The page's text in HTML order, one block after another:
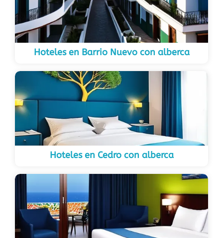
Hoteles en Barrio Nuevo con alberca
Hoteles en Cedro con alberca